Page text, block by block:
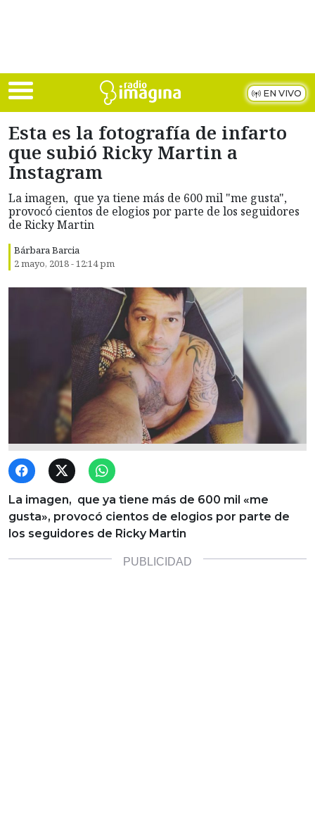
EN VIVO
Esta es la fotografía de infarto
que subió Ricky Martin a
Instagram
La imagen, que ya tiene más de 600 mil "me gusta",
provocó cientos de elogios por parte de los seguidores
de Ricky Martin
Bárbara Barcia
2 mayo, 2018 - 12:14 pm
La imagen, que ya tiene más de 600 mil «me
gusta», provocó cientos de elogios por parte de
los seguidores de Ricky Martin